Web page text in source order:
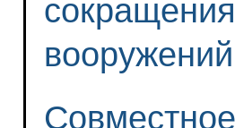
вооружений